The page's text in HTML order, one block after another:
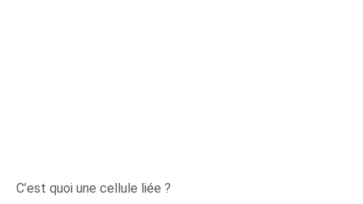
C’est quoi une cellule liée ?